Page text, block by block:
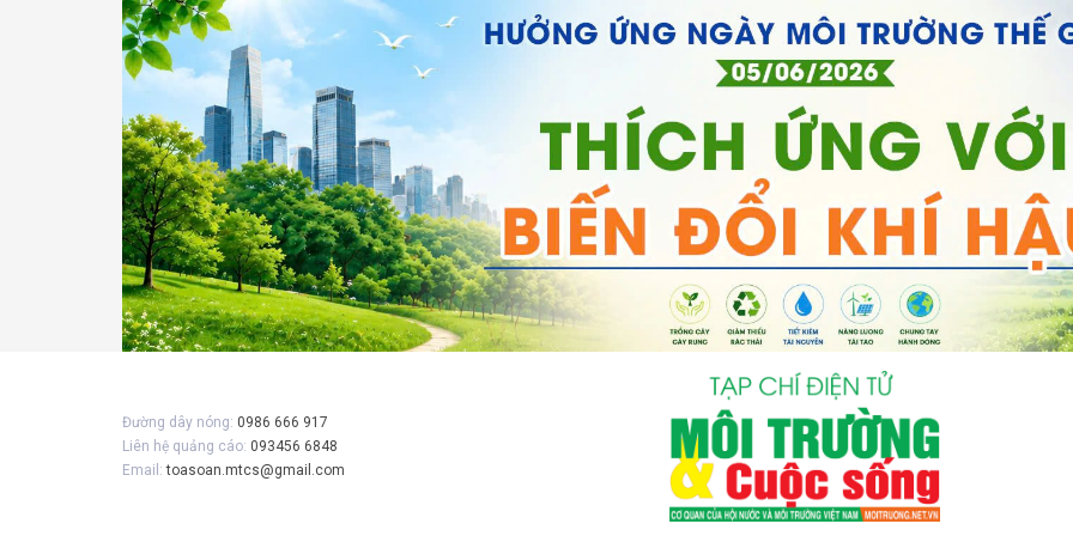
Đường dây nóng: 0986 666 917
Liên hệ quảng cáo: 093456 6848
Email:toasoan.mtcs@gmail.com
Gửi bình luận